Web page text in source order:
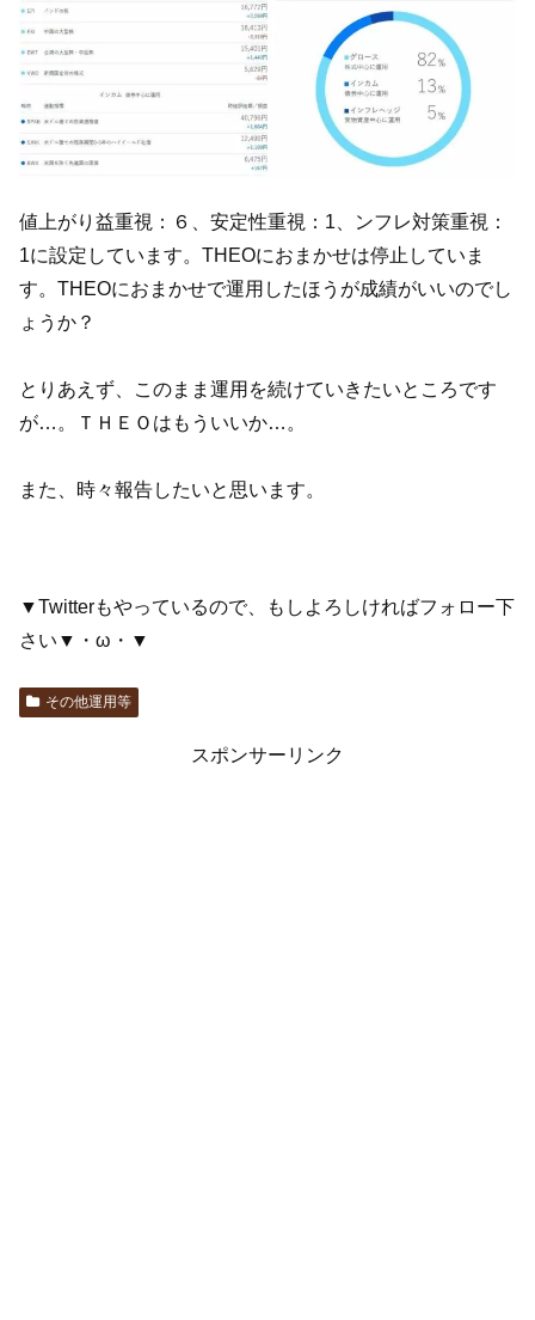
値上がり益重視：６、安定性重視：1、ンフレ対策重視：
1に設定しています。THEOにおまかせは停止していま
す。THEOにおまかせで運用したほうが成績がいいのでし
ょうか？
とりあえず、このまま運用を続けていきたいところです
が…。ＴＨＥＯはもういいか…。
また、時々報告したいと思います。
▼Twitterもやっているので、もしよろしければフォロー下
さい▼・ω・▼
その他運用等
スポンサーリンク